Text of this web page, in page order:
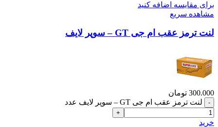
برای مقایسه اضافه کنید
مشاهده سریع
لنت ترمز عقب ام جی GT – سوپر لایف
300.000 تومان
لنت ترمز عقب ام جی GT – سوپر لایف عدد
خرید